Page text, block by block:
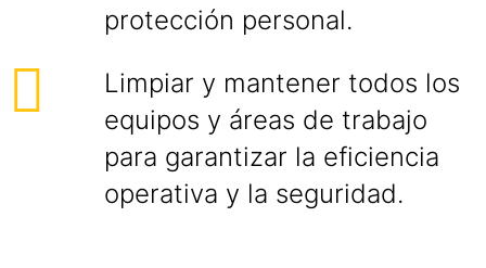
protección personal.
Limpiar y mantener todos los
equipos y áreas de trabajo
para garantizar la eficiencia
operativa y la seguridad.